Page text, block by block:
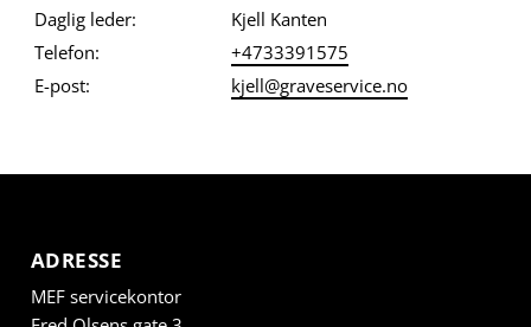
Daglig leder:
Kjell Kanten
Telefon:
+4733391575
E-post:
kjell@graveservice.no
ADRESSE
MEF servicekontor